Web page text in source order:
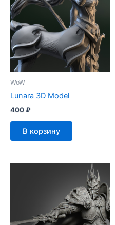
WoW
Lunara 3D Model
400₽
В корзину